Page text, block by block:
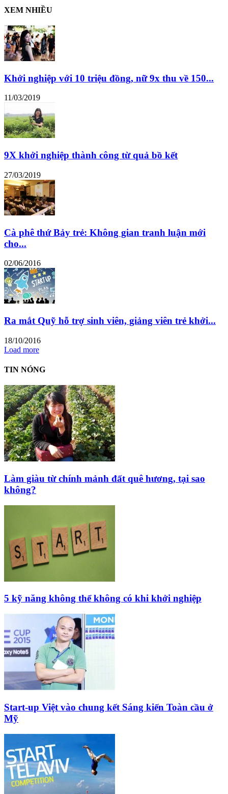
XEM NHIỀU
Khởi nghiệp với 10 triệu đồng, nữ 9x thu về 150...
11/03/2019
9X khởi nghiệp thành công từ quả bồ kết
27/03/2019
Cà phê thứ Bảy trẻ: Không gian tranh luận mới
cho...
02/06/2016
Ra mắt Quỹ hỗ trợ sinh viên, giảng viên trẻ khởi...
18/10/2016
Load more
TIN NÓNG
Làm giàu từ chính mảnh đất quê hương, tại sao
không?
5 kỹ năng không thể không có khi khởi nghiệp
Start-up Việt vào chung kết Sáng kiến Toàn cầu ở
Mỹ